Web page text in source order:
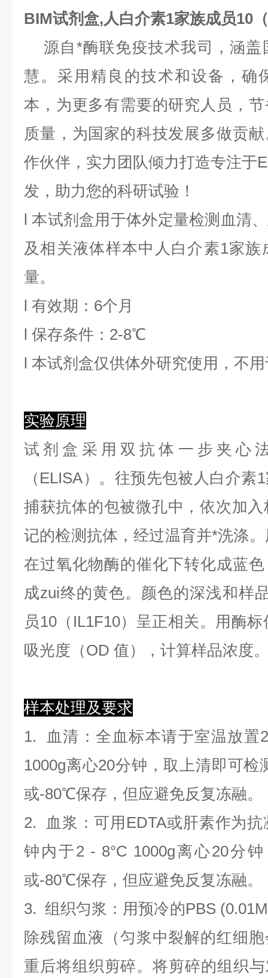
BIM试剂盒,人白介素1家族成员10
源自*酶联免疫技术我司，涵盖
慧。采用精良的技术和设备，确
本，为更多有需要的研究人员，
质量，为国家的科技发展多做贡
作伙伴，实力团队倾力打造专注于
发，助力您的科研试验！
l本试剂盒用于体外定量检测血清
及相关液体样本中 人白介素1家族
量。
l 有效期：6个月
l 保存条件： 2-8℃
l 本试剂盒仅供体外研究使用，不
实验原理
试剂盒采用双抗体一步夹心
（ELISA）。往预先包被人白介素
捕获抗体的包被微孔中，依次加
记的检测抗体，经过温育并*洗涤
在过氧化物酶的催化下转化成蓝
成zui终的黄色。颜色的深浅和样
员10（IL1F10）呈正相关。用酶
吸光度（OD 值），计算样品浓度
样本处理及要求
1.
血清 ：全血标本请于室温放
1000g离心20分钟，取上清即可
或-80℃保存，但应避免反复冻融。
2.
血浆 ：可用EDTA或肝素作为
钟内于2 - 8°C 1000g离心20分
或-80℃保存，但应避免反复冻融。
3.组织匀浆 ：用预冷的PBS
除残留血液（匀浆中裂解的红细
重后将组织剪碎。将剪碎的组织